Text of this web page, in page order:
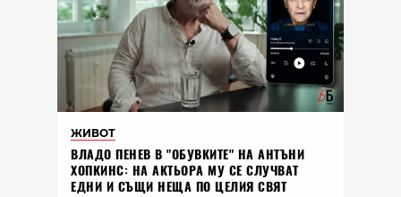
ЖИВОТ
ВЛАДO ПЕНЕВ В "ОБУВКИТЕ" НА АНТЪНИ
ХОПКИНС: НА АКТЬОРА МУ СЕ СЛУЧВАТ
ЕДНИ И СЪЩИ НЕЩА ПО ЦЕЛИЯ СВЯТ